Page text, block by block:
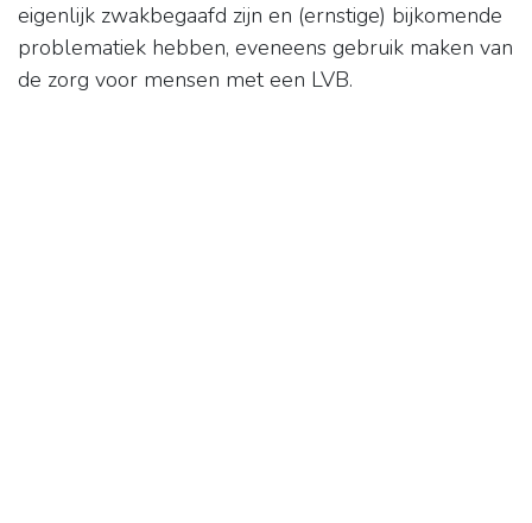
eigenlijk zwakbegaafd zijn en (ernstige) bijkomende
problematiek hebben, eveneens gebruik maken van
de zorg voor mensen met een LVB.